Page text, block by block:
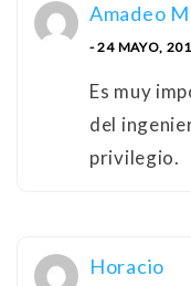
Amadeo
- 24 MAYO,
Es muy
del
privilegio.
Horacio